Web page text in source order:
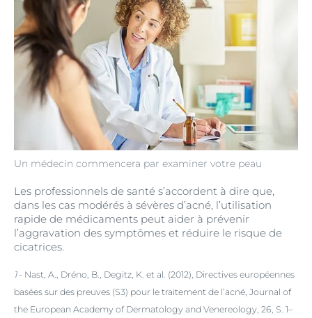
Un médecin commencera par examiner votre peau
Les professionnels de santé s’accordent à dire que,
dans les cas modérés à sévères d’acné, l’utilisation
rapide de médicaments peut aider à prévenir
l’aggravation des symptômes et réduire le risque de
cicatrices.
1- Nast, A., Dréno, B., Degitz, K. et al. (2012), Directives européennes
basées sur des preuves (S3) pour le traitement de l’acné, Journal of
the European Academy of Dermatology and Venereology, 26, S. 1–